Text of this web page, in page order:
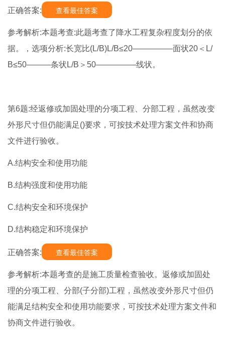
正确答案: 查看最佳答案
参考解析:本题考查:此题考查了降水工程复杂程度划分的依
据。，选项分析:长宽比(L/B)L/B≤20—————面状20＜L/
B≤50———条状L/B＞50—————线状。
第6题:经返修或加固处理的分项工程、分部工程，虽然改变
外形尺寸但仍能满足()要求，可按技术处理方案文件和协商
文件进行验收。
A.结构安全和使用功能
B.结构强度和使用功能
C.结构安全和环境保护
D.结构稳定和环境保护
正确答案: 查看最佳答案
参考解析:本题考查的是施工质量检查验收。返修或加固处
理的分项工程、分部(子分部)工程，虽然改变外形尺寸但仍
能满足结构安全和使用功能要求，可按技术处理方案文件和
协商文件进行验收。